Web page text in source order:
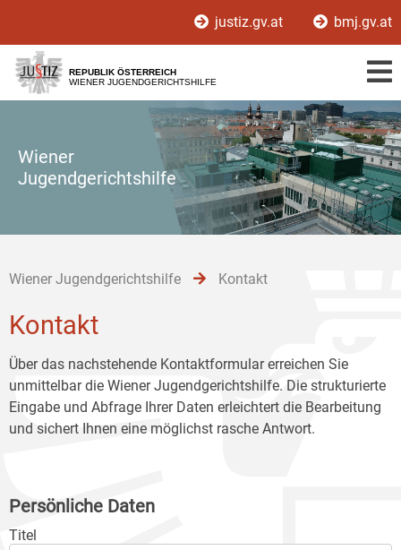
[1]
[2]
[3]
justiz.gv.at bmj.gv.at
REPUBLIK ÖSTERREICH
WIENER JUGENDGERICHTSHILFE
Wiener
Jugendgerichtshilfe
Wiener Jugendgerichtshilfe Kontakt
Kontakt
Über das nachstehende Kontaktformular erreichen Sie
unmittelbar die Wiener Jugendgerichtshilfe. Die strukturierte
Eingabe und Abfrage Ihrer Daten erleichtert die Bearbeitung
und sichert Ihnen eine möglichst rasche Antwort.
Persönliche Daten
Titel